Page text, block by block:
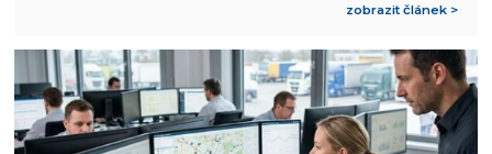
zobrazit článek >